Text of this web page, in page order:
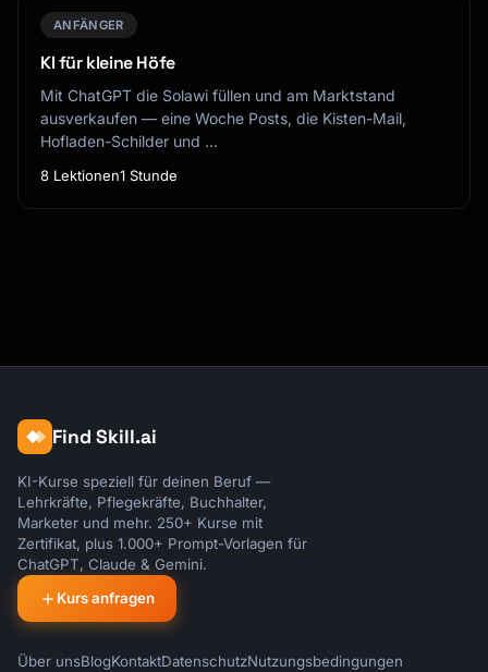
ANFÄNGER
KI für kleine Höfe
Mit ChatGPT die Solawi füllen und am Marktstand
ausverkaufen — eine Woche Posts, die Kisten-Mail,
Hofladen-Schilder und …
8 Lektionen1 Stunde
Find Skill.ai
KI-Kurse speziell für deinen Beruf —
Lehrkräfte, Pflegekräfte, Buchhalter,
Marketer und mehr. 250+ Kurse mit
Zertifikat, plus 1.000+ Prompt-Vorlagen für
ChatGPT, Claude & Gemini.
Kurs anfragen
Über unsBlogKontaktDatenschutzNutzungsbedingungen